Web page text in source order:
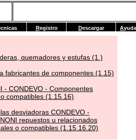
quemadores y estufas (1.)
fabricantes de componentes (1.15)
- CONDEVO - Componentes
compatibles (1.15.16)
desviadoras CONDEVO -
repuestos u relacionados
o compatibles (1.15.16.20)
Registro Descargar Ayuda